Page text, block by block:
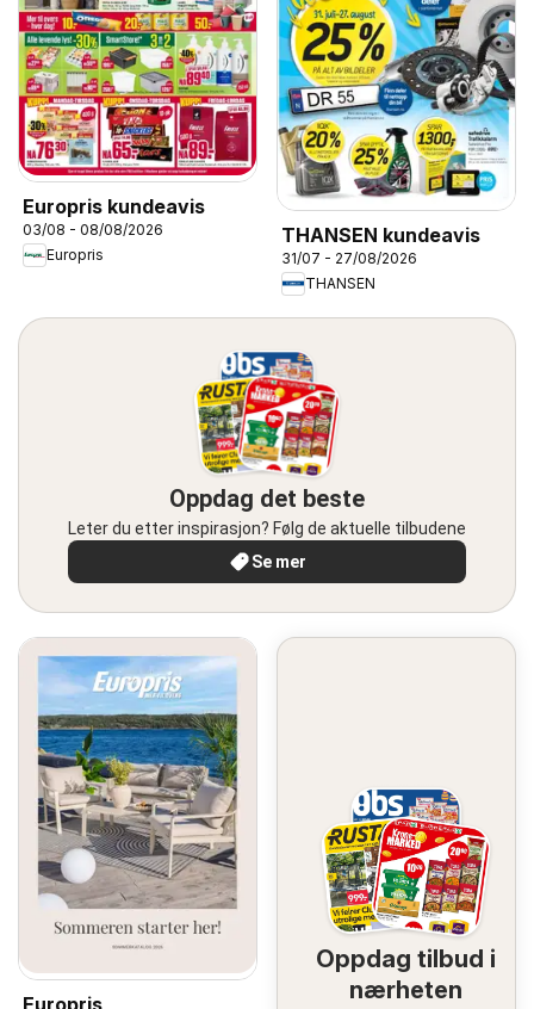
Europris kundeavis
03/08 - 08/08/2026
Europris
THANSEN kundeavis
31/07 - 27/08/2026
THANSEN
Oppdag det beste
Leter du etter inspirasjon? Følg de aktuelle tilbudene
Se mer
Oppdag tilbud i
nærheten